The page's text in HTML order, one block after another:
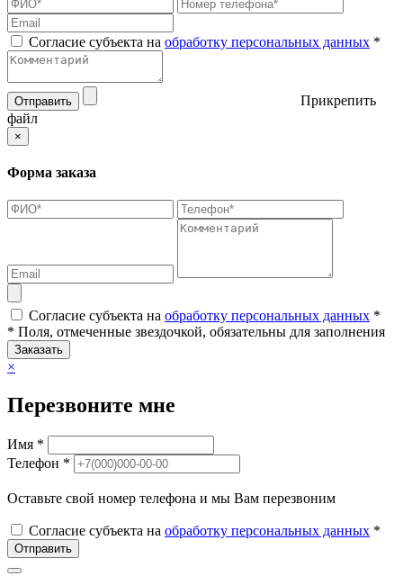
Согласие субъекта на обработку персональных данных *
Отправить
Прикрепить
файл
×
Форма заказа
Согласие субъекта на обработку персональных данных *
* Поля, отмеченные звездочкой, обязательны для заполнения
Заказать
×
Перезвоните мне
Имя *
Телефон *
Оставьте свой номер телефона и мы Вам перезвоним
Согласие субъекта на обработку персональных данных *
Отправить